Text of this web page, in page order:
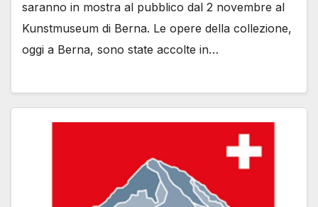
saranno in mostra al pubblico dal 2 novembre al
Kunstmuseum di Berna. Le opere della collezione,
oggi a Berna, sono state accolte in…